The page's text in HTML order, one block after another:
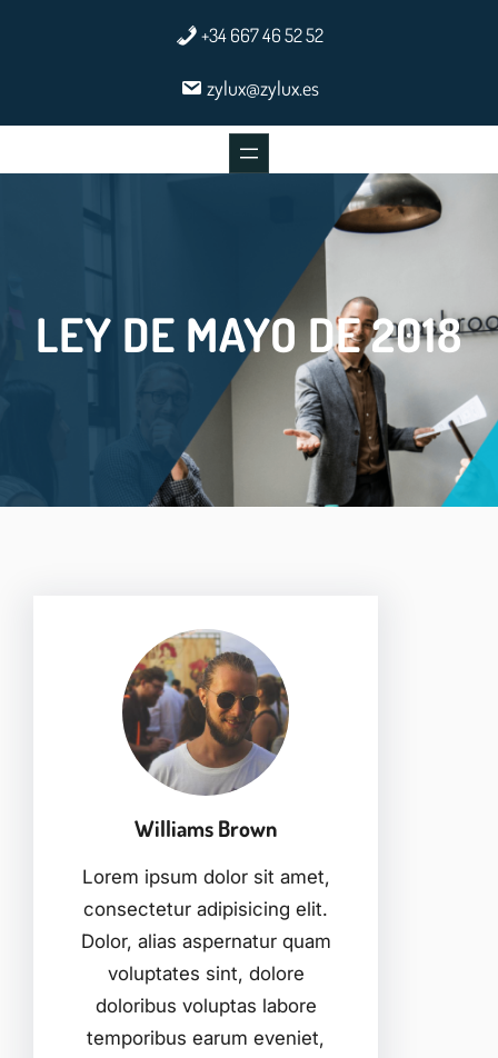
+34 667 46 52 52
zylux@zylux.es
LEY DE MAYO DE 2018
Williams Brown
Lorem ipsum dolor sit amet,
consectetur adipisicing elit.
Dolor, alias aspernatur quam
voluptates sint, dolore
doloribus voluptas labore
temporibus earum eveniet,